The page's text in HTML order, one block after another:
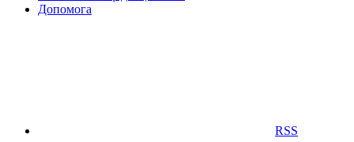
Дoпoмoга
RSS